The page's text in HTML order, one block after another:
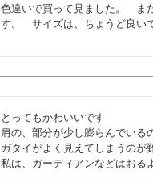
色違いで買って見ました。　ま
す。　サイズは、ちょうど良い
とってもかわいいです
肩の、部分が少し膨らんでいる
ガタイがよく見えてしまうのが
私は、ガーディアンなどはおる